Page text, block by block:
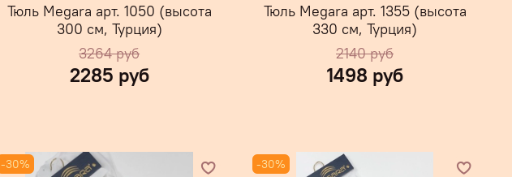
Тюль Megara арт. 1050 (высота
300 см, Турция)
3264 руб
2285 руб
Тюль Megara арт. 1355 (высота
330 см, Турция)
2140 руб
1498 руб
-30% -30%